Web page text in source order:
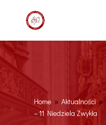
Home 9 Aktualności 9
– 11 Niedziela Zwykła